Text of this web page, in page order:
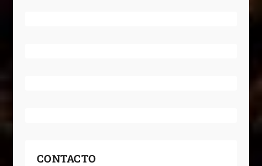
CONTACTO